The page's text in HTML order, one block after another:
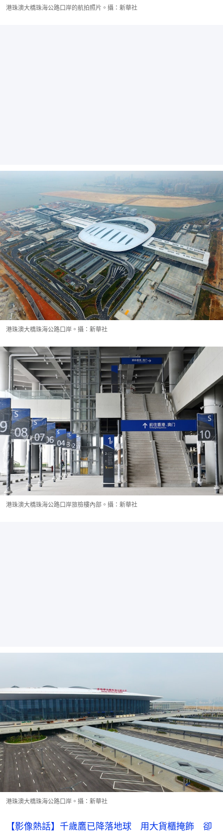
港珠澳大橋珠海公路口岸的航拍照片。攝：新華社
港珠澳大橋珠海公路口岸。攝：新華社
港珠澳大橋珠海公路口岸旅檢樓內部。攝：新華社
港珠澳大橋珠海公路口岸。攝：新華社
【影像熱話】千歲鷹已降落地球 用大貨櫃掩飾 卻